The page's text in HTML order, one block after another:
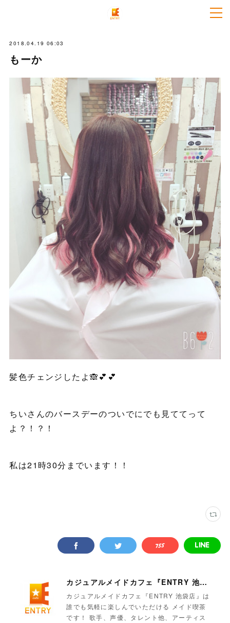
2018.04.19 06:03
もーか
髪色チェンジしたよ🙈💕💕
ちいさんのバースデーのついでにでも見ててって
よ？！？！
私は21時30分までいます！！
カジュアルメイドカフェ『ENTRY 池袋店』
カジュアルメイドカフェ『ENTRY 池袋店』は
誰でも気軽に楽しんでいただける メイド喫茶
です！ 歌手、声優、タレント他、アーティス